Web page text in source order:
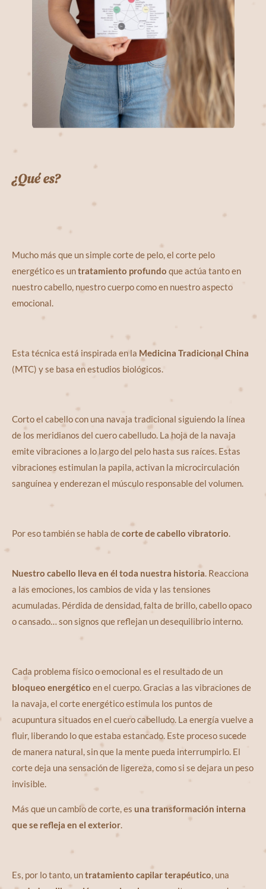
¿Qué es?
Mucho más que un simple corte de pelo, el corte pelo
energético es untratamiento profundo que actúa tanto en
nuestro cabello, nuestro cuerpo como en nuestro aspecto
emocional.
Esta técnica está inspirada en la Medicina Tradicional China
(MTC) y se basa en estudios biológicos.
Corto el cabello con una navaja tradicional siguiendo la línea
de los meridianos del cuero cabelludo. La hoja de la navaja
emite vibraciones a lo largo del pelo hasta sus raíces. Estas
vibraciones estimulan la papila, activan la microcirculación
sanguínea y enderezan el músculo responsable del volumen.
Por eso también se habla decorte de cabello vibratorio.
Nuestro cabello lleva en él toda nuestra historia. Reacciona
a las emociones, los cambios de vida y las tensiones
acumuladas. Pérdida de densidad, falta de brillo, cabello opaco
o cansado… son signos que reflejan un desequilibrio interno.
Cada problema físico o emocional es el resultado de un
bloqueo energético en el cuerpo. Gracias a las vibraciones de
la navaja, el corte energético estimula los puntos de
acupuntura situados en el cuero cabelludo. La energía vuelve a
fluir, liberando lo que estaba estancado. Este proceso sucede
de manera natural, sin que la mente pueda interrumpirlo. El
corte deja una sensación de ligereza, como si se dejara un peso
invisible.
Más que un cambio de corte, es una transformación interna
que se refleja en el exterior.
Es, por lo tanto, untratamiento capilar terapéutico, una